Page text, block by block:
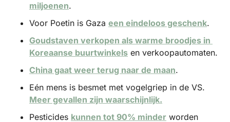
miljoenen.
Voor Poetin is Gaza een eindeloos geschenk.
Goudstaven verkopen als warme broodjes in
Koreaanse buurtwinkels en verkoopautomaten.
China gaat weer terug naar de maan.
Meer gevallen zijn waarschijnlijk.
Pesticides kunnen tot 90% minder worden